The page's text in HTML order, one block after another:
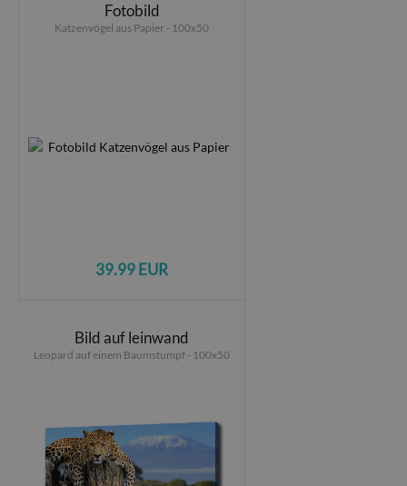
Fotobild
Katzenvögel aus Papier - 100x50
39.99 EUR
Bild auf leinwand
Leopard auf einem Baumstumpf - 100x50